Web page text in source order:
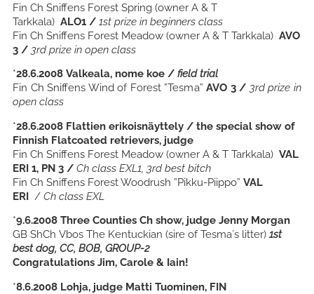
Fin Ch Sniffens Forest Spring (owner A & T
Tarkkala) ALO1 / 1st prize in beginners class
Fin Ch Sniffens Forest Meadow (owner A & T Tarkkala) AVO
3 / 3rd prize in open class
*28.6.2008 Valkeala, nome koe / field trial
Fin Ch Sniffens Wind of Forest ”Tesma”AVO 3 / 3rd prize in
open class
*28.6.2008 Flattien erikoisnäyttely / the special show of
Finnish Flatcoated retrievers, judge
Fin Ch Sniffens Forest Meadow (owner A & T Tarkkala) VAL
ERI 1, PN 3 / Ch class EXL1, 3rd best bitch
Fin Ch Sniffens Forest Woodrush ”Pikku-Piippo” VAL
ERI / Ch class EXL
*9.6.2008 Three Counties Ch show, judge Jenny Morgan
GB ShCh Vbos The Kentuckian (sire of Tesma´s litter) 1st
best dog, CC, BOB, GROUP-2
Congratulations Jim, Carole & Iain!
*8.6.2008 Lohja, judge Matti Tuominen, FIN